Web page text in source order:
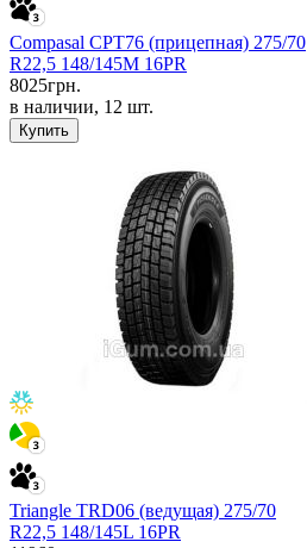
Compasal CPT76 (прицепная) 275/70
R22,5 148/145M 16PR
8025грн.
в наличии, 12 шт.
Купить
Triangle TRD06 (ведущая) 275/70
R22,5 148/145L 16PR